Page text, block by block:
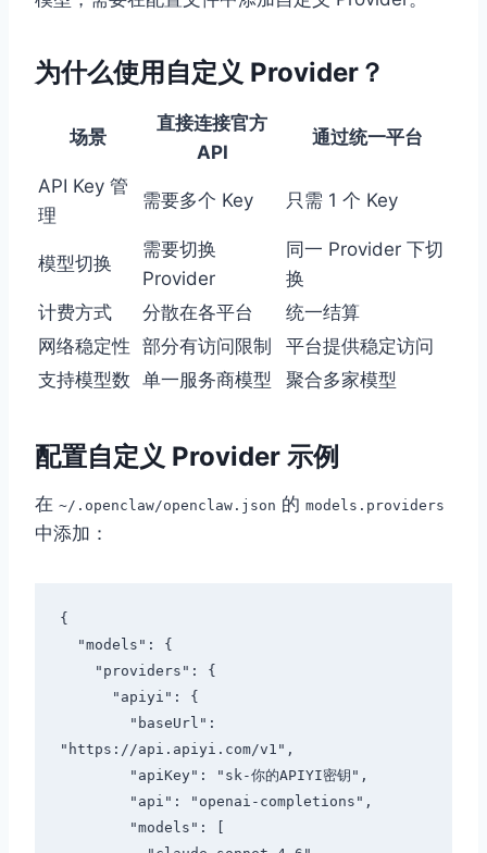
为什么使用自定义 Provider？
场景
直接连接官方
API
通过统一平台
API Key 管
理
需要多个 Key 只需 1 个 Key
模型切换
需要切换
Provider
同一 Provider 下切
换
计费方式
分散在各平台
统一结算
网络稳定性 部分有访问限制
平台提供稳定访问
支持模型数 单一服务商模型 聚合多家模型
配置自定义 Provider 示例
在 ~/.openclaw/openclaw.json 的 models.providers
中添加：
{
"https://api.apiyi.com/v1",